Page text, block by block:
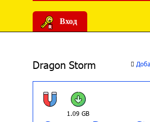
Вход
Dragon Storm
1.09 GB